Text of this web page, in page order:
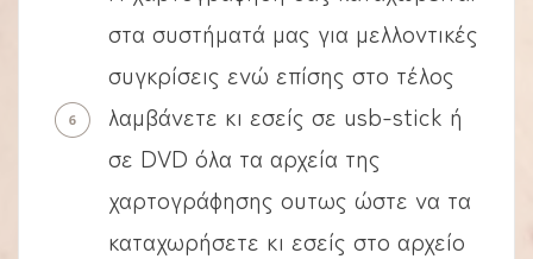
στα συστήματά μας για μελλοντικές
συγκρίσεις ενώ επίσης στο τέλος
λαμβάνετε κι εσείς σε usb-stick ή
σε DVD όλα τα αρχεία της
χαρτογράφησης ουτως ώστε να τα
καταχωρήσετε κι εσείς στο αρχείο